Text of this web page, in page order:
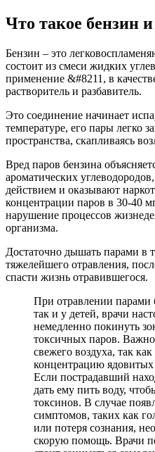
Что такое бензин
Бензин – это
состоит из смеси жидких
применение &#8211, в
растворитель и разбавитель.
Это соединение начинает
температуре, его пары легко
пространства, скапливаясь
Вред паров бензина
ароматических
действием и оказывают
концентрации паров в 30-40
нарушение процессов
организма.
Достаточно дышать парами в
тяжелейшего отравления,
спасти жизнь отравившегося.
При отравлении парами
так и у детей, врачи
немедленно покинуть
токсичных паров. Важно
свежего воздуха, так
концентрацию ядовитых
Если пострадавший
дать ему пить воду,
токсинов. В случае
симптомов, таких как
или потеря сознания,
скорую помощь. Врачи